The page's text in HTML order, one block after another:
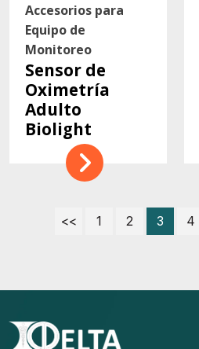
Accesorios para
Equipo de
Monitoreo
Sensor de
Oximetría
Adulto
Biolight
<< 1 2 3 4